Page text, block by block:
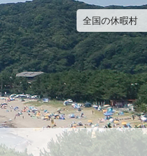
全国の休暇村